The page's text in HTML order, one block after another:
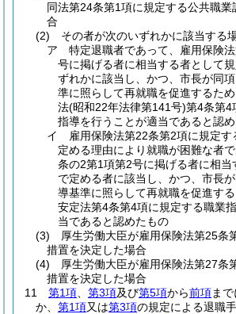
同法第24条第1項に規定する公共職
合
(2)
その者が次のいずれかに該当する
ア
特定退職者であって、雇用保険
号に掲げる者に相当する者として
ずれかに該当し、かつ、市長が同
準に照らして再就職を促進するた
法(昭和22年法律第141号)第4条第4
指導を行うことが適当であると認
イ
雇用保険法第22条第2項に規定
定める理由により就職が困難な者
条の2第1項第2号に掲げる者に相当
で定める者に該当し、かつ、市長
導基準に照らして再就職を促進す
安定法第4条第4項に規定する職業
当であると認めたもの
(3)
厚生労働大臣が雇用保険法第25条
措置を決定した場合
(4)
厚生労働大臣が雇用保険法第27条
措置を決定した場合
11
第1項 第3項及び第5項から前項ま
か、 第1項又は第3項の規定による退職